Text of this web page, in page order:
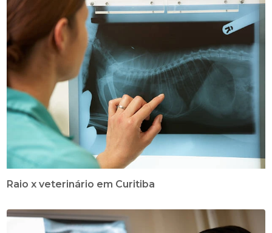
Raio x veterinário em Curitiba